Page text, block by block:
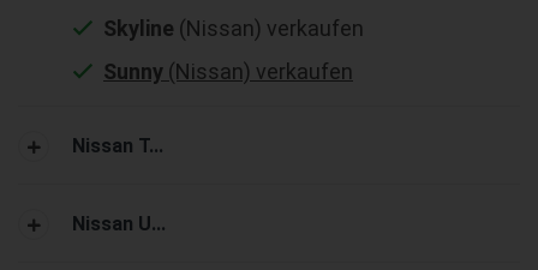
Skyline (Nissan) verkaufen
Sunny (Nissan) verkaufen
Nissan T...
Nissan U...